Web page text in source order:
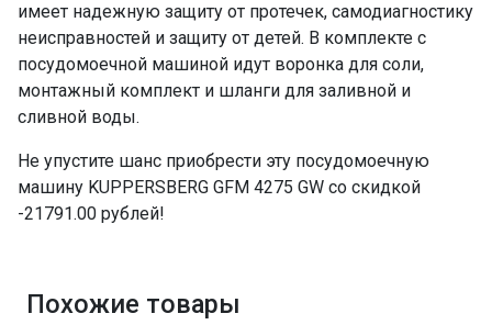
имеет надежную защиту от протечек, самодиагностику
неисправностей и защиту от детей. В комплекте с
посудомоечной машиной идут воронка для соли,
монтажный комплект и шланги для заливной и
сливной воды.
Не упустите шанс приобрести эту посудомоечную
машину KUPPERSBERG GFM 4275 GW со скидкой
-21791.00 рублей!
Похожие товары